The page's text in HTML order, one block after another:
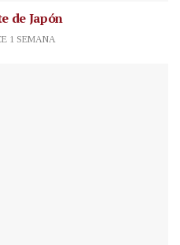
de Japón
1 SEMANA